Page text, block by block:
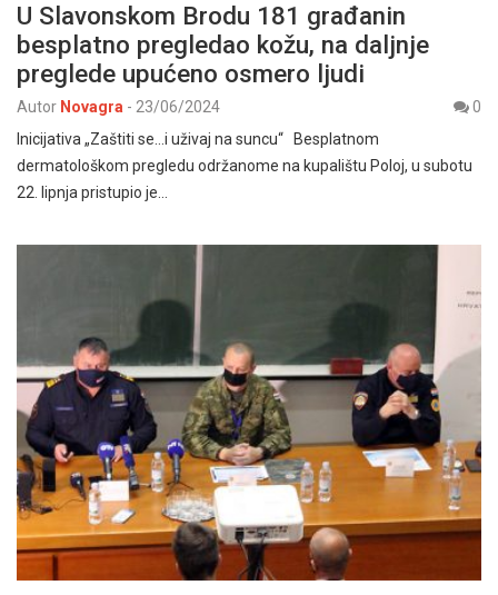
U Slavonskom Brodu 181 građanin
besplatno pregledao kožu, na daljnje
preglede upućeno osmero ljudi
Autor Novagra - 23/06/2024
0
Inicijativa „Zaštiti se…i uživaj na suncu“ Besplatnom
dermatološkom pregledu održanome na kupalištu Poloj, u subotu
22. lipnja pristupio je…